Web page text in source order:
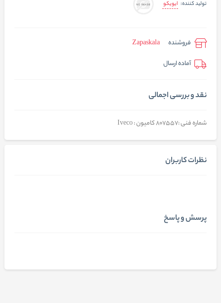
تولید کننده: ایویکو
فروشنده
Zapaskala
آماده ارسال
نقد و بررسی اجمالی
شماره فنی :807557 کامیون : Iveco
نظرات کاربران
پرسش و پاسخ